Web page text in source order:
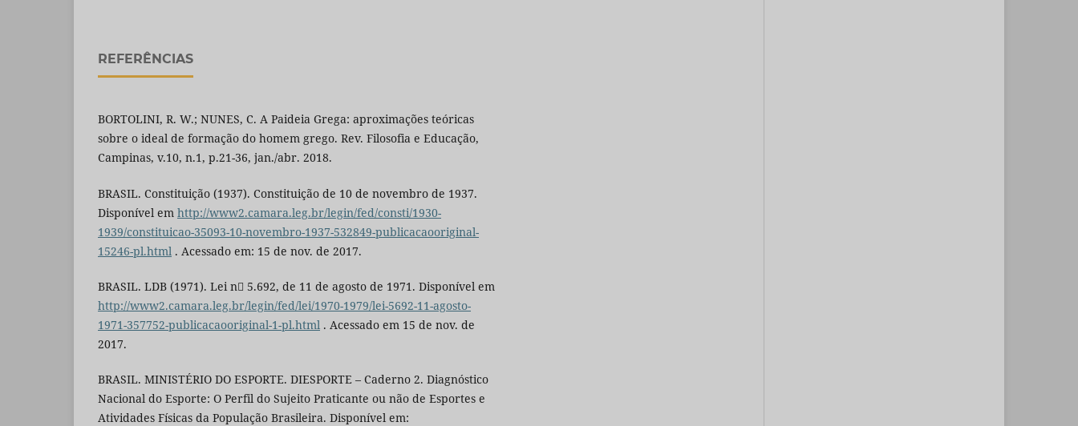
REFERÊNCIAS
BORTOLINI, R. W.; NUNES, C. A Paideia Grega: aproximações teóricas
sobre o ideal de formação do homem grego. Rev. Filosofia e Educação,
Campinas, v.10, n.1, p.21-36, jan./abr. 2018.
BRASIL. Constituição (1937). Constituição de 10 de novembro de 1937.
Disponível em http://www2.camara.leg.br/legin/fed/consti/1930-
1939/constituicao-35093-10-novembro-1937-532849-publicacaooriginal-
15246-pl.html . Acessado em: 15 de nov. de 2017.
BRASIL. LDB (1971). Lei n 5.692, de 11 de agosto de 1971. Disponível em
http://www2.camara.leg.br/legin/fed/lei/1970-1979/lei-5692-11-agosto-
1971-357752-publicacaooriginal-1-pl.html . Acessado em 15 de nov. de
2017.
BRASIL. MINISTÉRIO DO ESPORTE. DIESPORTE – Caderno 2. Diagnóstico
Nacional do Esporte: O Perfil do Sujeito Praticante ou não de Esportes e
Atividades Físicas da População Brasileira. Disponível em: